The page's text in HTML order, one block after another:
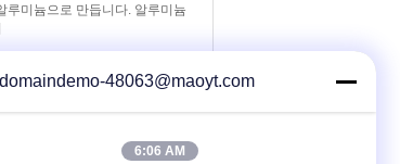
루미늄으로 만듭니다. 알루미늄
미늄은
접촉
미늄 호일 주머니 소개: 알루미늄
domaindemo-48063@maoyt.com
6:06 AM